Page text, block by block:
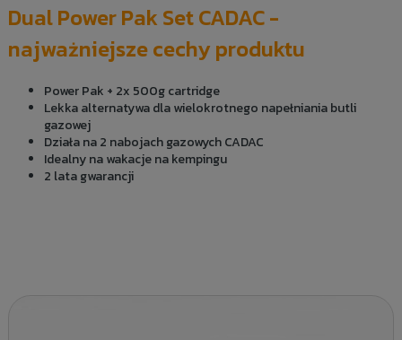
Dual Power Pak Set CADAC -
najważniejsze cechy produktu
Power Pak + 2x 500g cartridge
Lekka alternatywa dla wielokrotnego napełniania butli
gazowej
Działa na 2 nabojach gazowych CADAC
Idealny na wakacje na kempingu
2 lata gwarancji